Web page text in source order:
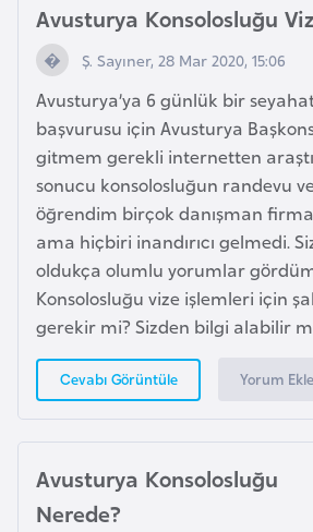
Avusturya Konsolosluğu
Ş. Sayıner, 28 Mar 2020, 15:06
Avusturya’ya 6 günlük bir
başvurusu için Avusturya
gitmem gerekli internetten
sonucu konsolosluğun randevu
öğrendim birçok danışman firma
ama hiçbiri inandırıcı gelmedi.
oldukça olumlu yorumlar
Konsolosluğu vize işlemleri için
gerekir mi? Sizden bilgi alabilir
Cevabı Görüntüle Yorum Ekle
Avusturya Konsolosluğu
Nerede?
i
k
a
B
e
n
i
n
B
n
e
r